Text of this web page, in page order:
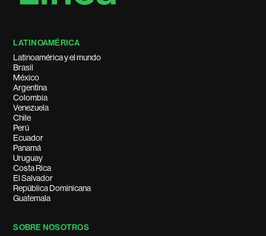
LATINOAMÉRICA
Latinoamérica y el mundo
Brasil
México
Argentina
Colombia
Venezuela
Chile
Perú
Ecuador
Panamá
Uruguay
Costa Rica
El Salvador
República Dominicana
Guatemala
SOBRE NOSOTROS